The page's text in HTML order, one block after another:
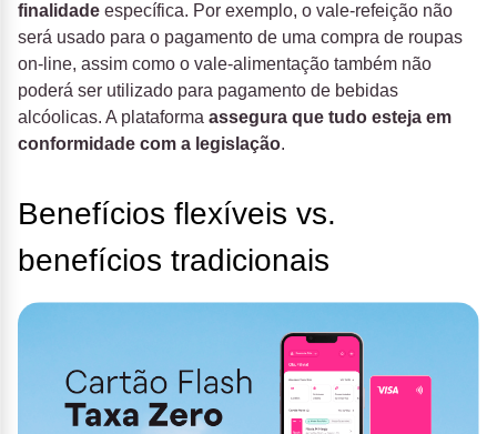
finalidade específica. Por exemplo, o vale-refeição não
será usado para o pagamento de uma compra de roupas
on-line, assim como o vale-alimentação também não
poderá ser utilizado para pagamento de bebidas
alcóolicas. A plataforma assegura que tudo esteja em
conformidade com a legislação.
Benefícios flexíveis vs.
benefícios tradicionais